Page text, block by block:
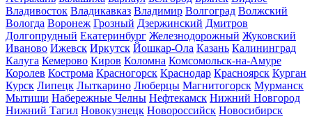
Владивосток Владикавказ Владимир Волгоград Волжский
Вологда Воронеж Грозный Дзержинский Дмитров
Долгопрудный Екатеринбург Железнодорожный Жуковский
Иваново Ижевск Иркутск Йошкар-Ола Казань Калининград
Калуга Кемерово Киров Коломна Комсомольск-на-Амуре
Королев Кострома Красногорск Краснодар Красноярск Курган
Курск Липецк Лыткарино Люберцы Магнитогорск Мурманск
Мытищи Набережные Челны Нефтекамск Нижний Новгород
Нижний Тагил Новокузнецк Новороссийск Новосибирск